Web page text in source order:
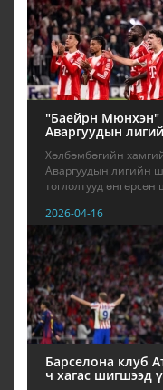
"Баейрн Мюнхэн"
Аваргуудын
Хөлбөмбөгийн
Аваргуудын лигийн
тоглолтууд
2026-04-16
Барселона клуб
ч хагас шигшээд